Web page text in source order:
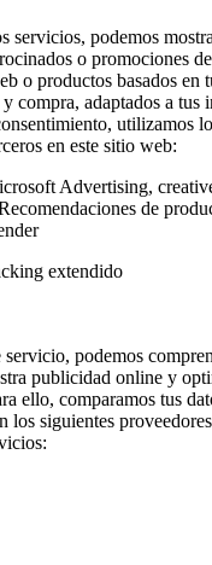
servicios, podemos
o promociones
o productos basados en
compra, adaptados a tus
utilizamos
en este sitio web:
Advertising,
de
extendido
servicio, podemos
publicidad online y
ello, comparamos tus
los siguientes